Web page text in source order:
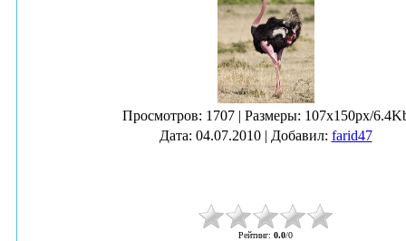
Просмотров: 1707 | Размеры: 107x150px/
Дата: 04.07.2010 | Добавил: farid47
Рейтинг: 0.0/0